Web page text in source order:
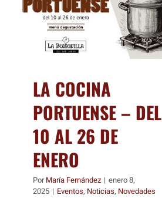
LA COCINA
PORTUENSE – DEL
10 AL 26 DE
ENERO
PorMaría Fernández | enero 8,
2025 | Eventos, Noticias, Novedades